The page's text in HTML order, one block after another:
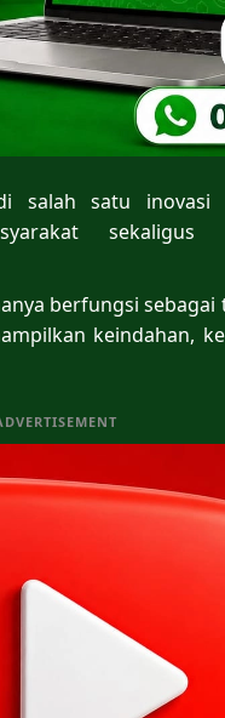
salah satu inovasi
sekaligus
berfungsi
keindahan,